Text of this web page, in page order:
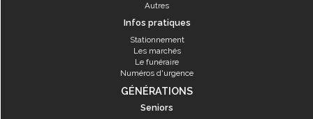
Autres
Infos pratiques
Stationnement
Les marchés
Le funéraire
Numéros d'urgence
GÉNÉRATIONS
Seniors